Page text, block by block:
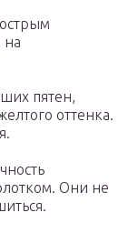
на
пятен,
оттенка.
Они не